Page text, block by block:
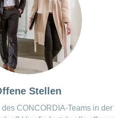
Stellen
des CONCORDIA-Teams in der